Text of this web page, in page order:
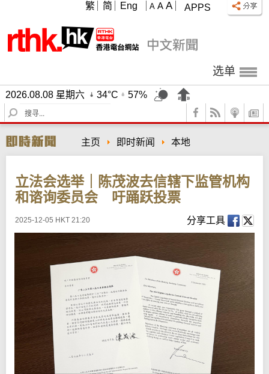
APPS
A A A
繁 简 Eng
选单
2026.08.08 星期六 34°C
57%
S
e
r
c
主页 即时新闻 本地
立法会选举｜陈茂波去信辖下监管机构
和谘询委员会 吁踊跃投票
2025-12-05 HKT 21:20 分享工具